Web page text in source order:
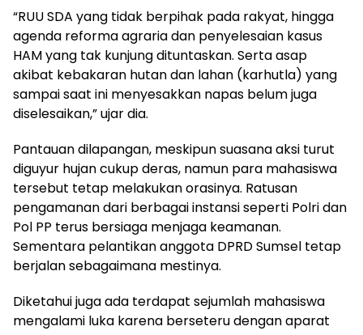
“RUU SDA yang tidak berpihak pada rakyat, hingga
agenda reforma agraria dan penyelesaian kasus
HAM yang tak kunjung dituntaskan. Serta asap
akibat kebakaran hutan dan lahan (karhutla) yang
sampai saat ini menyesakkan napas belum juga
diselesaikan,” ujar dia.
Pantauan dilapangan, meskipun suasana aksi turut
diguyur hujan cukup deras, namun para mahasiswa
tersebut tetap melakukan orasinya. Ratusan
pengamanan dari berbagai instansi seperti Polri dan
Pol PP terus bersiaga menjaga keamanan.
Sementara pelantikan anggota DPRD Sumsel tetap
berjalan sebagaimana mestinya.
Diketahui juga ada terdapat sejumlah mahasiswa
mengalami luka karena berseteru dengan aparat